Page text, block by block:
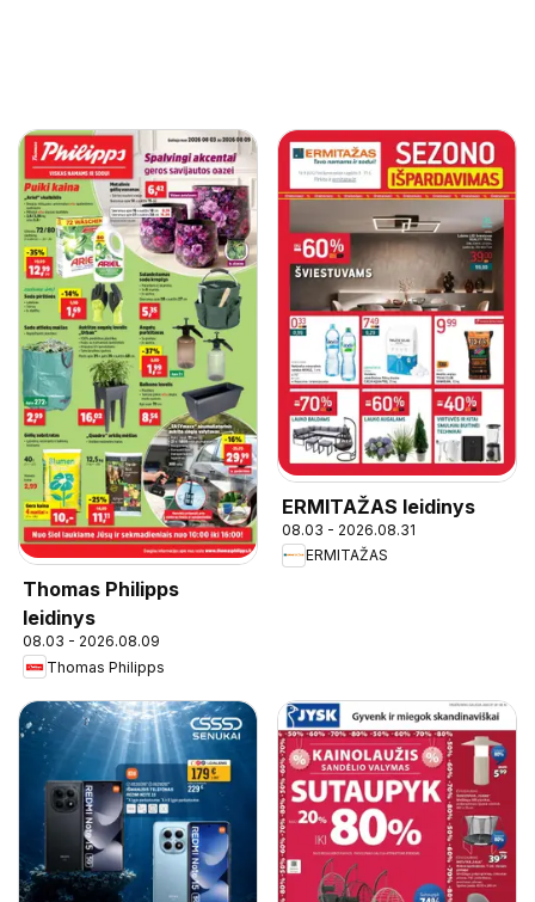
Thomas Philipps
leidinys
08.03 - 2026.08.09
Thomas Philipps
ERMITAŽAS leidinys
08.03 - 2026.08.31
ERMITAŽAS